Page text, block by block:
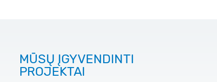
MŪSŲ ĮGYVENDINTI
PROJEKTAI